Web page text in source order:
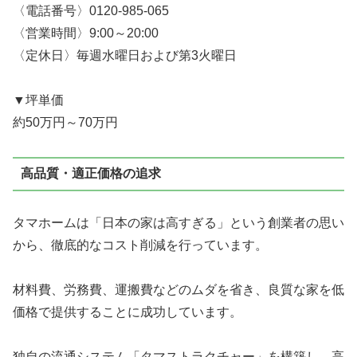
〈電話番号〉0120-985-065
〈営業時間〉9:00～20:00
〈定休日〉毎週水曜日および第3火曜日
▼坪単価
約50万円～70万円
高品質・適正価格の追求
タマホームは「日本の家は高すぎる」という創業者の思い
から、 徹底的なコスト削減を行っています。
材料費、労務費、運搬費などのムダを省き、良質な家を低
価格で提供することに成功しています。